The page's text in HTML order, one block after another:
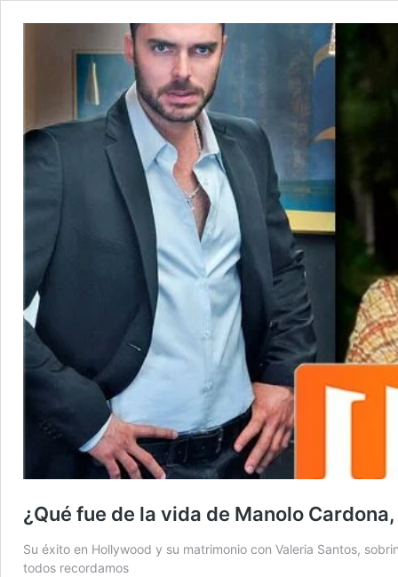
¿Qué fue de la vida de Manolo
Su éxito en Hollywood y su matrimonio con Valeria Santos,
todos recordamos